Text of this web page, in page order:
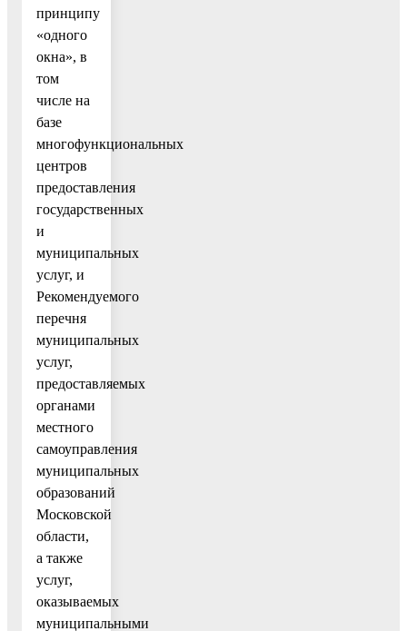
принципу
«одного
окна», в
том
числе на
базе
многофункциональных
центров
предоставления
государственных
и
муниципальных
услуг, и
Рекомендуемого
перечня
муниципальных
услуг,
предоставляемых
органами
местного
самоуправления
муниципальных
образований
Московской
области,
а также
услуг,
оказываемых
муниципальными